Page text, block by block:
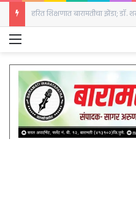
बारामतीत रविवारी क्रांती
Menu